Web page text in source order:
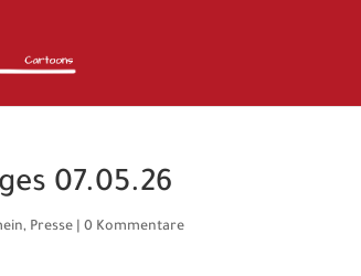
07.05.26
, Presse |0 Kommentare